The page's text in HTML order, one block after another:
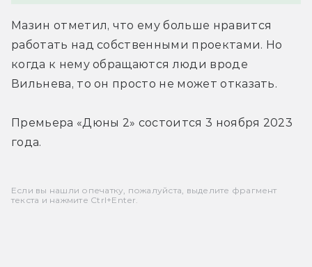
Мазин отметил, что ему больше нравится
работать над собственными проектами. Но
когда к нему обращаются люди вроде
Вильнева, то он просто не может отказать.
Премьера «Дюны 2» состоится 3 ноября 2023
года.
Если вы нашли опечатку, пожалуйста, выделите фрагмент
текста и нажмите Ctrl+Enter.